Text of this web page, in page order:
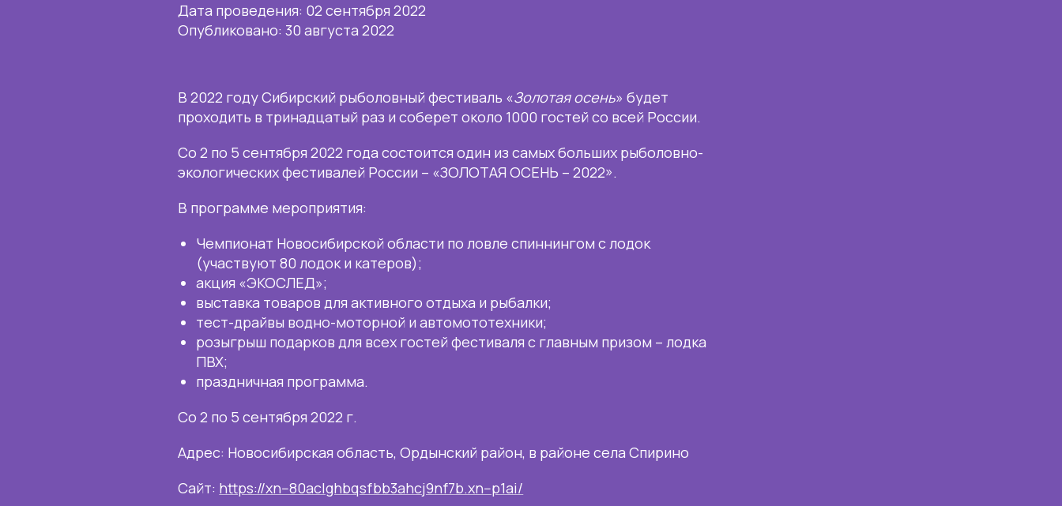
Дата проведения: 02 сентября 2022
Опубликовано: 30 августа 2022
В 2022 году Сибирский рыболовный фестиваль «Золотаяосень» будет
проходить в тринадцатый раз и соберет около 1000 гостей со всей России.
Со 2 по 5 сентября 2022 года состоится один из самых больших рыболовно-
экологических фестивалей России – «ЗОЛОТАЯ ОСЕНЬ – 2022».
В программе мероприятия:
Чемпионат Новосибирской области по ловле спиннингом с лодок
(участвуют 80 лодок и катеров);
акция «ЭКОСЛЕД»;
выставка товаров для активного отдыха и рыбалки;
тест-драйвы водно-моторной и автомототехники;
розыгрыш подарков для всех гостей фестиваля с главным призом – лодка
ПВХ;
праздничная программа.
Со 2 по 5 сентября 2022 г.
Адрес: Новосибирская область, Ордынский район, в районе села Спирино
Сайт: https://xn--80aclghbqsfbb3ahcj9nf7b.xn--p1ai/